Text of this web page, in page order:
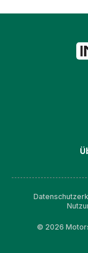
© 2026